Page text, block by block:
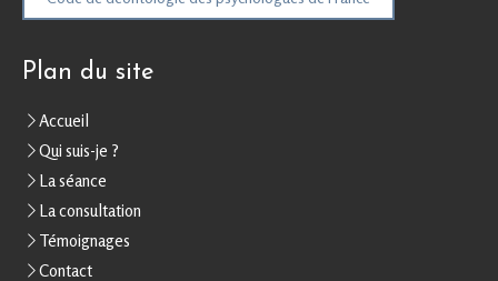
Plan du site
Accueil
Qui suis-je ?
La séance
La consultation
Témoignages
Contact